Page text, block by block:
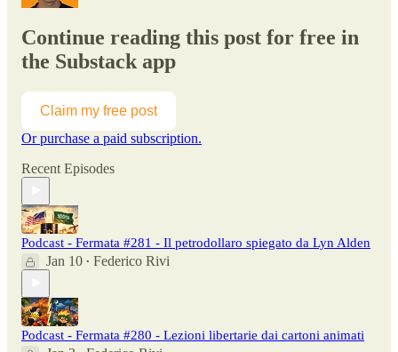
Continue reading this post for free in
the Substack app
Claim my free post
Or purchase a paid subscription.
Recent Episodes
Podcast - Fermata #281 - Il petrodollaro spiegato da Lyn Alden
Jan 10 • Federico Rivi
Podcast - Fermata #280 - Lezioni libertarie dai cartoni animati